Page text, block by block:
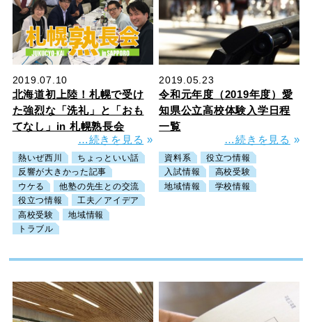
2019.07.10
北海道初上陸！札幌で受け
た強烈な「洗礼」と「おも
てなし」in 札幌熟長会
…続きを見る »
熱いぜ西川
ちょっといい話
反響が大きかった記事
ウケる
他塾の先生との交流
役立つ情報
工夫／アイデア
高校受験
地域情報
トラブル
2019.05.23
令和元年度（2019年度）愛
知県公立高校体験入学日程
一覧
…続きを見る »
資料系
役立つ情報
入試情報
高校受験
地域情報
学校情報